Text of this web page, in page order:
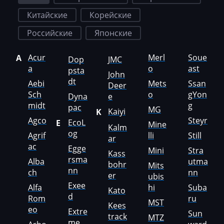
Furukawa
GAC
Geely
Gehl
Genie
GMC
Great Wall
Grove
Groz
Hafei
Китайские
Корейские
Российские
Японские
A Acur
a
Aebi
Sch
midt
Agco
Agrif
ac
Alba
ch
Alfa
Rom
eo
Dop
psta
dt
Dyna
pac
E
EcoL
og
Egge
rsma
nn
Exee
d
Extre
JMC
John
Deer
e
K
Kaiyi
Kalm
ar
Kass
bohr
er
Kato
Kees
track
Merl
o
Mets
o
MG
Mine
lli
Mini
Mits
ubis
hi
MST
MTZ
Soue
ast
Ssan
gYon
g
Steyr
Still
Stra
utma
nn
Suba
ru
Sun